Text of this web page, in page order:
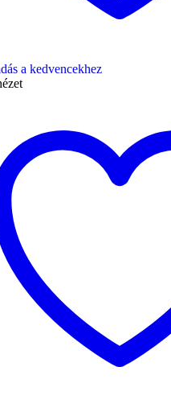
a kedvencekhez